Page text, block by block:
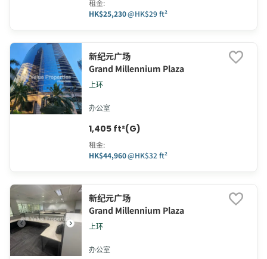
租金:
HK$25,230@HK$29 ft²
新纪元广场
Grand Millennium Plaza
上环
办公室
1,405 ft²(G)
租金:
HK$44,960@HK$32 ft²
新纪元广场
Grand Millennium Plaza
上环
办公室